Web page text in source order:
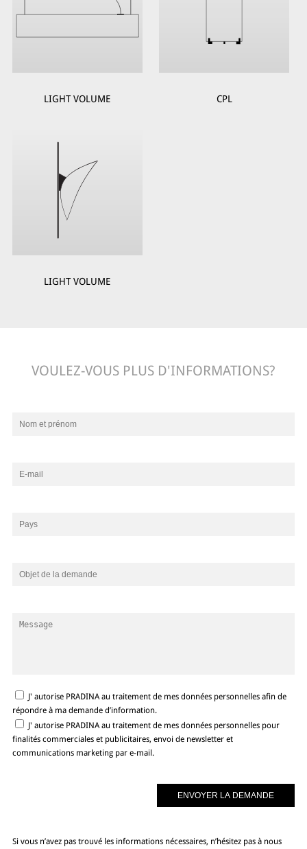
LIGHT VOLUME CPL
LIGHT VOLUME
VOULEZ-VOUS PLUS D'INFORMATIONS?
J' autorise PRADINA au traitement de mes données personnelles afin de
répondre à ma demande d’information.
J' autorise PRADINA au traitement de mes données personnelles pour
finalités commerciales et publicitaires, envoi de newsletter et
communications marketing par e-mail.
Si vous n’avez pas trouvé les informations nécessaires, n’hésitez pas à nous